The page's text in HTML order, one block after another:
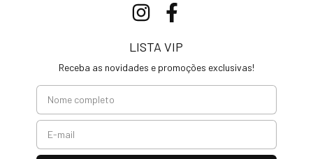
LISTA VIP
Receba as novidades e promoções exclusivas!